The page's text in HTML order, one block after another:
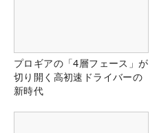
プロギアの「4層フェース」が
切り開く高初速ドライバーの
新時代